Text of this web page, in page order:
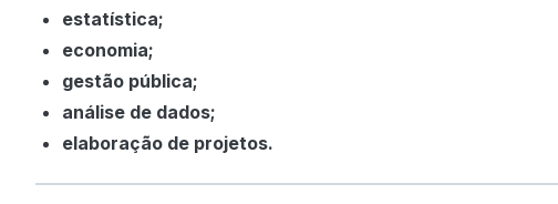
estatística;
economia;
gestão pública;
análise de dados;
elaboração de projetos.